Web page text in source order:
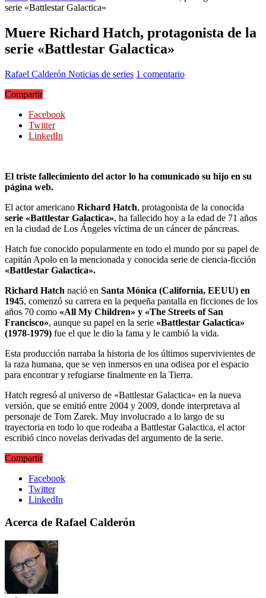
serie «Battlestar Galactica»
Muere Richard Hatch, protagonista de la
serie «Battlestar Galactica»
Rafael Calderón Noticias de series 1 comentario
Compartir
Facebook
Twitter
LinkedIn
El triste fallecimiento del actor lo ha comunicado su hijo en su
página web.
El actor americano Richard Hatch, protagonista de la conocida
serie «Battlestar Galactica», ha fallecido hoy a la edad de 71 años
en la ciudad de Los Ángeles víctima de un cáncer de páncreas.
Hatch fue conocido popularmente en todo el mundo por su papel de
capitán Apolo en la mencionada y conocida serie de ciencia-ficción
«Battlestar Galactica».
Richard Hatch nació en Santa Mónica (California, EEUU) en
1945, comenzó su carrera en la pequeña pantalla en ficciones de los
años 70 como «All My Children» y «The Streets of San
Francisco», aunque su papel en la serie «Battlestar Galactica»
(1978-1979) fue el que le dio la fama y le cambió la vida.
Esta producción narraba la historia de los últimos supervivientes de
la raza humana, que se ven inmersos en una odisea por el espacio
para encontrar y refugiarse finalmente en la Tierra.
Hatch regresó al universo de «Battlestar Galactica» en la nueva
versión, que se emitió entre 2004 y 2009, donde interpretava al
personaje de Tom Zarek. Muy involucrado a lo largo de su
trayectoria en todo lo que rodeaba a Battlestar Galactica, el actor
escribió cinco novelas derivadas del argumento de la serie.
Compartir
Facebook
Twitter
LinkedIn
Acerca de Rafael Calderón